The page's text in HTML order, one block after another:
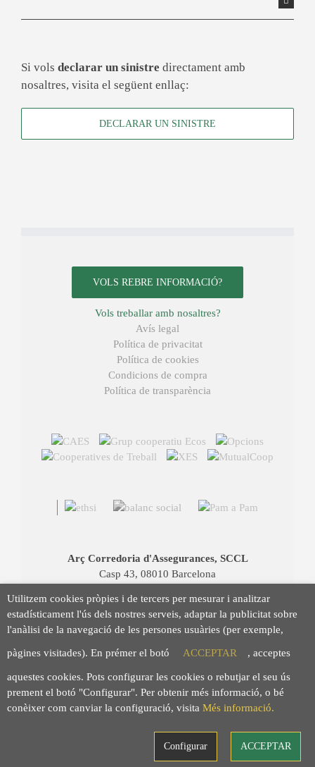
Si vols declarar un sinistre directament amb
nosaltres, visita el següent enllaç:
DECLARAR UN SINISTRE
VOLS REBRE INFORMACIÓ?
Vols treballar amb nosaltres?
Avís legal
Política de privacitat
Política de cookies
Condicions de compra
Política de transparència
Arç Corredoria d'Assegurances, SCCL
Casp 43, 08010 Barcelona
info@arc.coop
Utilitzem cookies pròpies i de tercers per mesurar i analitzar
estadísticament l'ús dels nostres serveis, adaptar la publicitat sobre
l'anàlisi de la navegació de les persones usuàries (per exemple,
pàgines visitades). En prémer el botó ACCEPTAR , acceptes
aquestes cookies. Pots configurar les cookies o rebutjar el seu ús
prement el botó "Configurar". Per obtenir més informació, o bé
conèixer com canviar la configuració, visita Més informació.
Configurar ACCEPTAR